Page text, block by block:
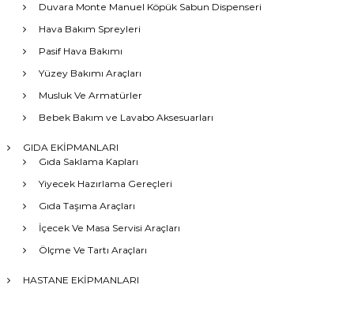
Duvara Monte Manuel Köpük Sabun Dispenseri
Hava Bakım Spreyleri
Pasif Hava Bakımı
Yüzey Bakımı Araçları
Musluk Ve Armatürler
Bebek Bakım ve Lavabo Aksesuarları
GIDA EKİPMANLARI
Gıda Saklama Kapları
Yiyecek Hazırlama Gereçleri
Gıda Taşıma Araçları
İçecek Ve Masa Servisi Araçları
Ölçme Ve Tartı Araçları
HASTANE EKİPMANLARI